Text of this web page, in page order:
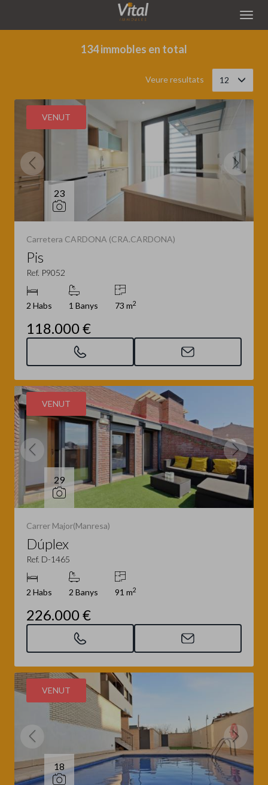
134 immobles en total
Veure resultats 12
VENUT
23
Carretera CARDONA (CRA.CARDONA)
Pis
Ref. P9052
2 Habs 1 Banys 73 m2
118.000 €
VENUT
29
Carrer Major(Manresa)
Dúplex
Ref. D-1465
2 Habs 2 Banys 91 m2
226.000 €
VENUT
18